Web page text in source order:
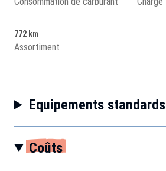
772 km
Assortiment
Equipements standards
Coûts